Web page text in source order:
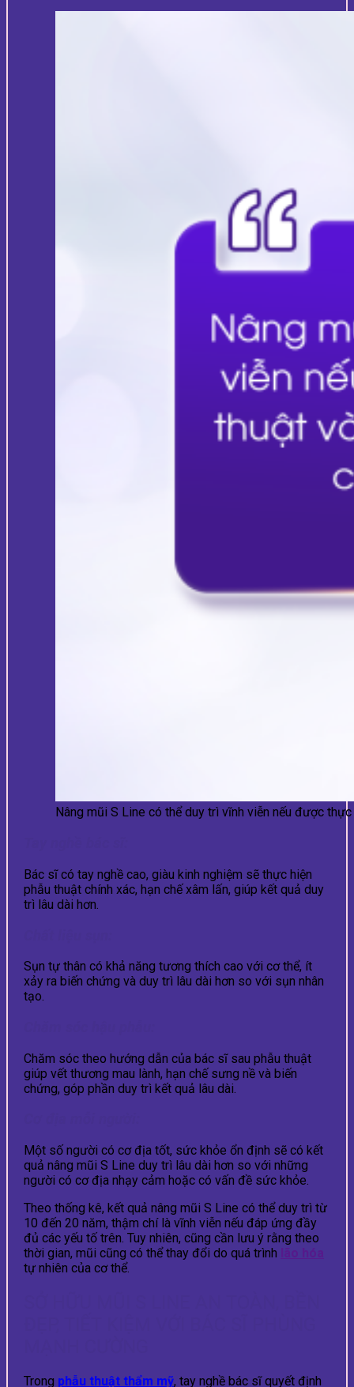
Nâng mũi S Line có thể duy trì vĩnh viễn nếu được
Bác sĩ có tay nghề cao, giàu kinh nghiệm sẽ thực hiện
phẫu thuật chính xác, hạn chế xâm lấn, giúp kết quả duy
trì lâu dài hơn.
Sụn tự thân có khả năng tương thích cao với cơ thể, ít
xảy ra biến chứng và duy trì lâu dài hơn so với sụn nhân
tạo.
Chăm sóc theo hướng dẫn của bác sĩ sau phẫu thuật
giúp vết thương mau lành, hạn chế sưng nề và biến
chứng, góp phần duy trì kết quả lâu dài.
Một số người có cơ địa tốt, sức khỏe ổn định sẽ có kết
quả nâng mũi S Line duy trì lâu dài hơn so với những
người có cơ địa nhạy cảm hoặc có vấn đề sức khỏe.
Theo thống kê, kết quả nâng mũi S Line có thể duy trì từ
10 đến 20 năm, thậm chí là vĩnh viễn nếu đáp ứng đầy
đủ các yếu tố trên. Tuy nhiên, cũng cần lưu ý rằng theo
thời gian, mũi cũng có thể thay đổi do quá trình
lão hóa
tự nhiên của cơ thể.
Trong phẫu thuật thẩm mỹ, tay nghề bác sĩ quyết định